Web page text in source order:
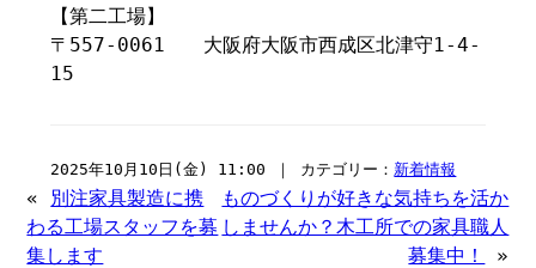
【第二工場】
〒557-0061 大阪府大阪市西成区北津守1-4-
15
2025年10月10日(金) 11:00 ｜ カテゴリー： 新着情報
« 別注家具製造に携
わる工場スタッフを募
集します
ものづくりが好きな気持ちを活か
しませんか？木工所での家具職人
募集中！
»